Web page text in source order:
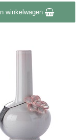
In winkelwagen